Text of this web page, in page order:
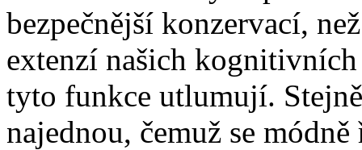
bezpečnější konzervací,
extenzí našich
tyto funkce utlumují.
najednou, čemuž se